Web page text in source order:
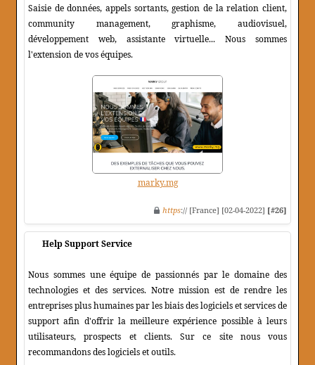
Saisie de données, appels sortants, gestion de la relation client,
community management, graphisme, audiovisuel,
développement web, assistante virtuelle... Nous sommes
l'extension de vos équipes.
marky.mg
https:// [France] [02-04-2022] [#26]
Help Support Service
Nous sommes une équipe de passionnés par le domaine des
technologies et des services. Notre mission est de rendre les
entreprises plus humaines par les biais des logiciels et services de
support afin d'offrir la meilleure expérience possible à leurs
utilisateurs, prospects et clients. Sur ce site nous vous
recommandons des logiciels et outils.